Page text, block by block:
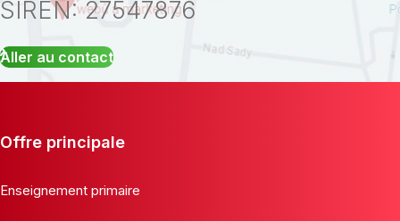
SIREN: 27547876
Aller au contact
Offre principale
Enseignement primaire